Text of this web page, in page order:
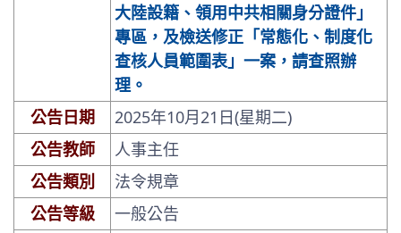
大陸設籍、領用中共相關身分證件」
專區，及檢送修正「常態化、制度化
查核人員範圍表」一案，請查照辦
理。
公告日期
2025年10月21日(星期二)
公告教師
人事主任
公告類別
法令規章
公告等級
一般公告